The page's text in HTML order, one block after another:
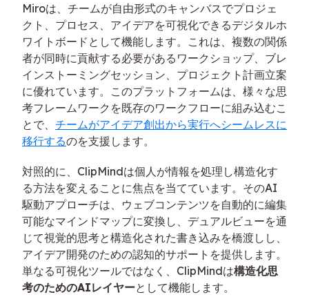
Miroは、チームが自由形式のキャンバスでプロジェ
クト、プロセス、アイデアを可視化できるデジタルホ
ワイトボードとして機能します。これは、複数の関係
者が同時に貢献する必要があるワークショップ、ブレ
インストーミングセッション、プロジェクト計画立案
に優れています。このプラットフォームは、様々な思
考フレームワークを既存のワークフローに組み込むこ
とで、 チームがアイデア創出から実行へシームレスに
移行するのを支援します。
対照的に、ClipMindは個人が情報を処理し構造化す
る方法を変えることに焦点を当てています。そのAI
駆動アプローチは、ウェブコンテンツを自動的に編集
可能なマインドマップに変換し、デュアルビューを通
じて視覚的思考と構造化された書き込みを橋渡しし、
アイデア開発のための認知的サポートを提供します。
単なる可視化ツールではなく、ClipMindは構造化思
考のためのAIレイヤーとして機能します。